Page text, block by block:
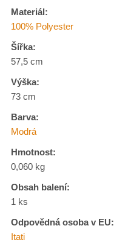
Materiál:
100% Polyester
Šířka:
57,5 cm
Výška:
73 cm
Barva:
Modrá
Hmotnost:
0,060 kg
Obsah balení:
1 ks
Odpovědná osoba v EU:
Itati